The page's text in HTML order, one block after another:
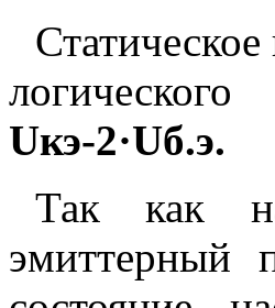
Uкэ-2·Uб.э.
Так как
эмиттерный